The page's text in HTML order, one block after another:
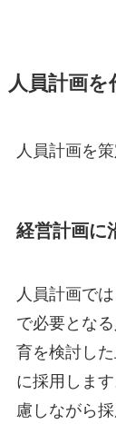
人員計画を
人員計画を
経営計画に
人員計画で
で必要とな
育を検討し
に採用しま
慮しながら